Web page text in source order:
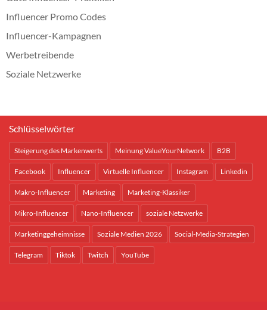
Influencer Promo Codes
Influencer-Kampagnen
Werbetreibende
Soziale Netzwerke
Schlüsselwörter
Steigerung des Markenwerts Meinung ValueYourNetwork B2B
Facebook Influencer Virtuelle Influencer Instagram Linkedin
Makro-Influencer Marketing Marketing-Klassiker
Mikro-Influencer Nano-Influencer soziale Netzwerke
Marketinggeheimnisse Soziale Medien 2026 Social-Media-Strategien
Telegram Tiktok Twitch YouTube